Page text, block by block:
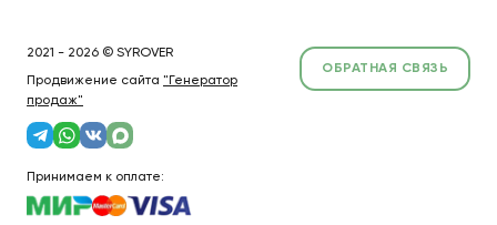
2021 - 2026 © SYROVER
Продвижение сайта "Генератор
продаж"
ОБРАТНАЯ СВЯЗЬ
Принимаем к оплате: